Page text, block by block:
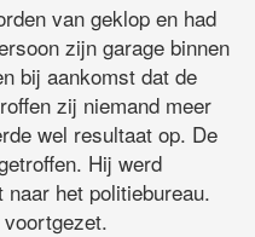
van geklop en had
zijn garage binnen
bij aankomst dat de
zij niemand meer
wel resultaat op. De
Hij werd
naar het politiebureau.